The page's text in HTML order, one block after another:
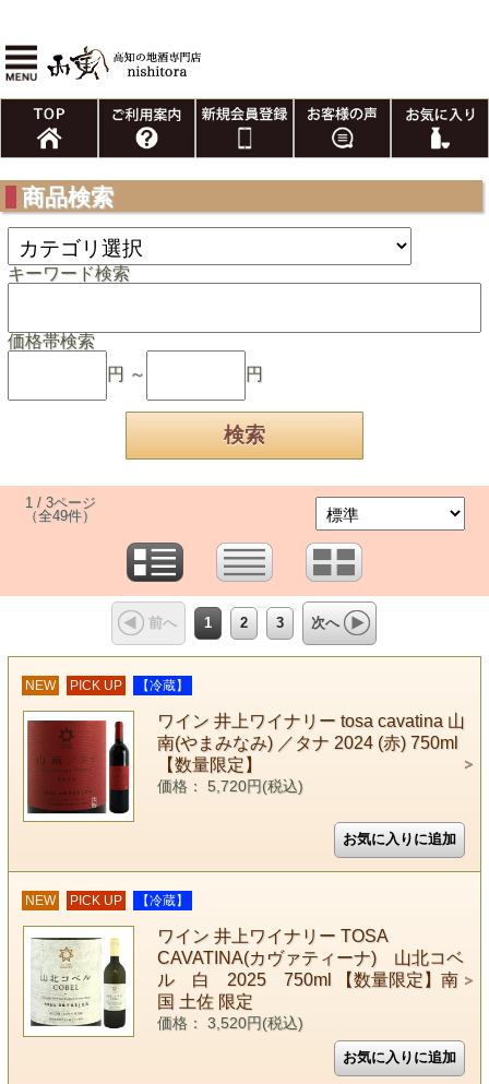
商品検索
キーワード検索
価格帯検索
円 ～
円
1 / 3ページ
（全49件）
前へ 1 2 3 次へ
NEW PICK UP 【冷蔵】
ワイン 井上ワイナリー tosa cavatina 山
南(やまみなみ) ／タナ 2024 (赤) 750ml
【数量限定】
価格： 5,720円(税込)
NEW PICK UP 【冷蔵】
ワイン 井上ワイナリー TOSA
CAVATINA(カヴァティーナ) 山北コベ
ル 白 2025 750ml 【数量限定】南
国 土佐 限定
価格： 3,520円(税込)